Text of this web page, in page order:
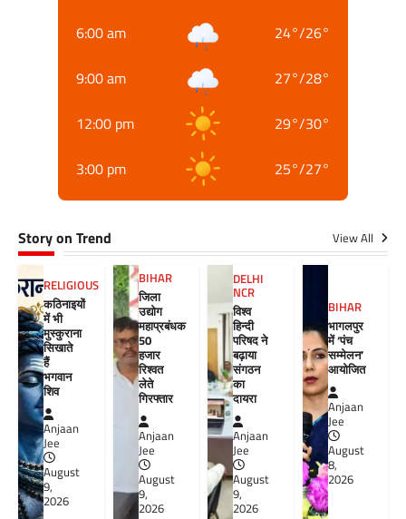
6:00 am 24°/26°
9:00 am 27°/28°
12:00 pm 29°/30°
3:00 pm 25°/27°
Story on Trend View All
RELIGIOUS
कठिनाइयों
में भी
मुस्कुराना
सिखाते
हैं
भगवान
शिव
Anjaan
Jee
August
9,
2026
BIHAR
जिला
उद्योग
महाप्रबंधक
50
हजार
रिश्वत
लेते
गिरफ्तार
Anjaan
Jee
August
9,
2026
DELHI
NCR
विश्व
हिन्दी
परिषद ने
बढ़ाया
संगठन
का
दायरा
Anjaan
Jee
August
9,
2026
BIHAR
भागलपुर
में ‘पंच
सम्मेलन’
आयोजित
Anjaan
Jee
August
8,
2026